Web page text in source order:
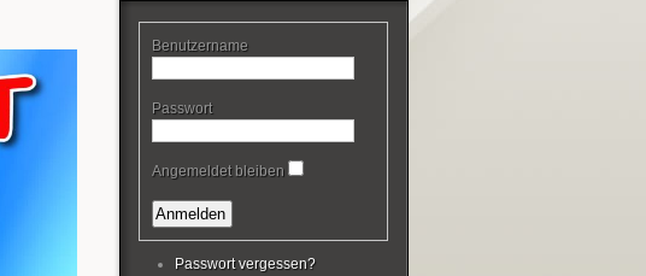
Benutzername
Passwort
Angemeldet bleiben
Passwort vergessen?